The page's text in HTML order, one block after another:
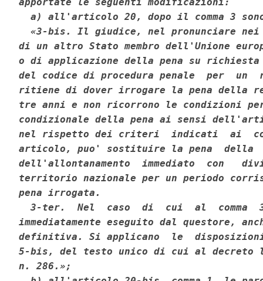
a) all'articolo 20, dopo il comma 3
«3-bis. Il giudice, nel pronunciare
di un altro Stato membro dell'Unione
o di applicazione della pena su
del codice di procedura penale  per  un
ritiene di dover irrogare la pena della
tre anni e non ricorrono le condizioni
condizionale della pena ai sensi
nel rispetto dei criteri  indicati  ai
articolo, puo' sostituire la pena  della
dell'allontanamento  immediato  con
territorio nazionale per un periodo
pena irrogata.
3-ter.  Nel  caso  di  cui  al  comma
immediatamente eseguito dal questore,
definitiva. Si applicano  le
5-bis, del testo unico di cui al decreto
n. 286.»;